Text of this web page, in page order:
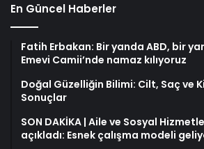
En Güncel Haberler
Fatih Erbakan: Bir yanda ABD, bir
Emevi Camii’nde namaz kılıyoruz
Doğal Güzelliğin Bilimi: Cilt, Saç ve
Sonuçlar
SON DAKİKA | Aile ve Sosyal
açıkladı: Esnek çalışma modeli